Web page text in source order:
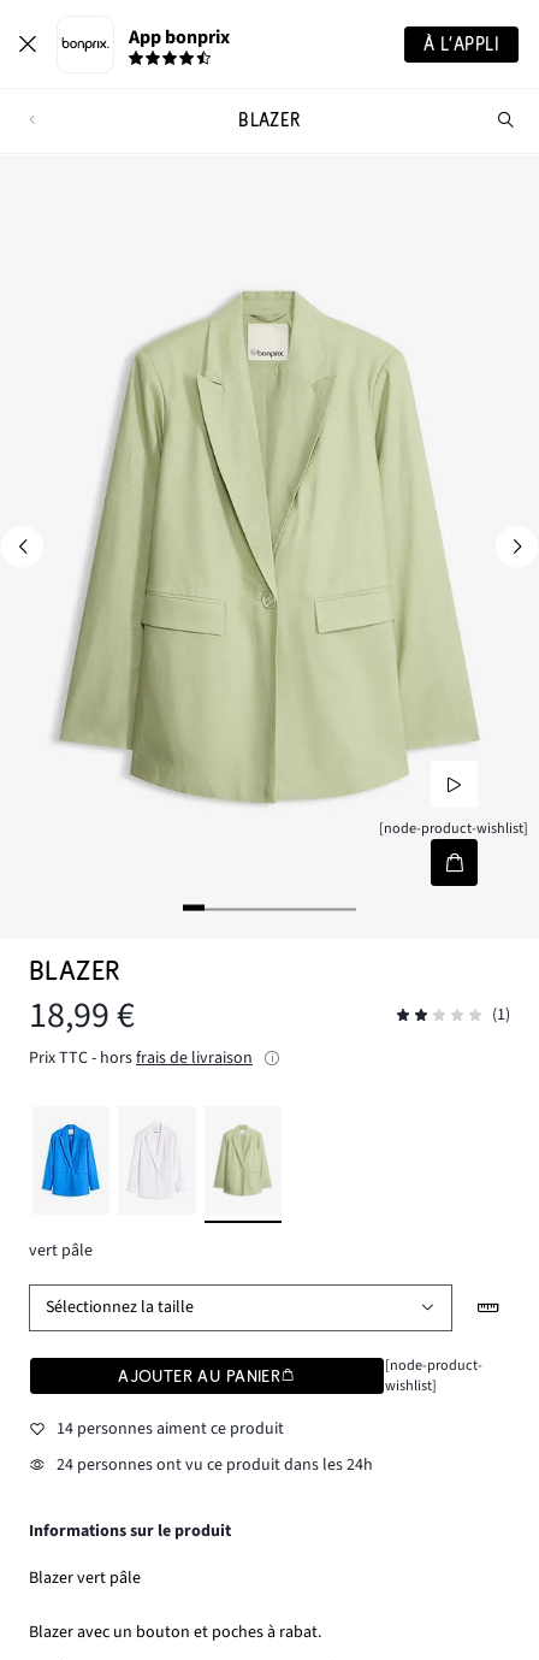
App bonprix À L’APPLI
BLAZER
[node-product-wishlist]
BLAZER
18,99 €
(1)
Prix TTC - horsfrais de livraison
vert pâle
Sélectionnez la taille
AJOUTER AU PANIER
[node-product-
wishlist]
14 personnes aiment ce produit
24 personnes ont vu ce produit dans les 24h
Informations sur le produit
Blazer vert pâle
Blazer avec un bouton et poches à rabat.